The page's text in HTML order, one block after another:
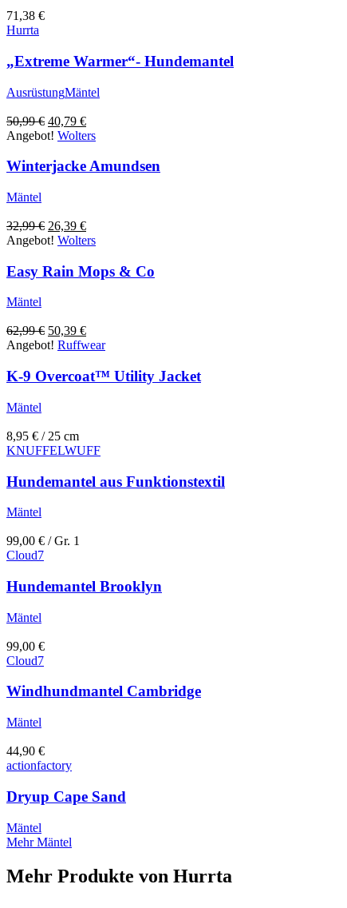
71,38 €
Hurrta
„Extreme Warmer“- Hundemantel
AusrüstungMäntel
50,99€ Ursprünglicher
Preis
50,99 €
40,79 €Aktueller
Preis
40,79 €.
Angebot! Wolters
Winterjacke Amundsen
Mäntel
32,99€ Ursprünglicher
Preis
32,99 €
26,39 €Aktueller
Preis
26,39 €.
Angebot! Wolters
Easy Rain Mops & Co
Mäntel
62,99€ Ursprünglicher
Preis
62,99 €
50,39 €Aktueller
Preis
50,39 €.
Angebot! Ruffwear
K-9 Overcoat™ Utility Jacket
Mäntel
8,95 € / 25 cm
KNUFFELWUFF
Hundemantel aus Funktionstextil
Mäntel
99,00 € / Gr. 1
Cloud7
Hundemantel Brooklyn
Mäntel
99,00 €
Cloud7
Windhundmantel Cambridge
Mäntel
44,90 €
actionfactory
Dryup Cape Sand
Mäntel
Mehr Mäntel
Mehr Produkte von Hurrta